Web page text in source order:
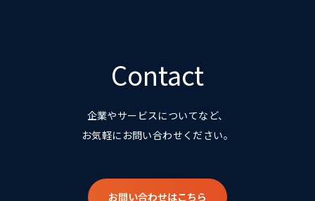
Contact
企業やサービスについてなど、
お気軽にお問い合わせください。
お問い合わせはこちら